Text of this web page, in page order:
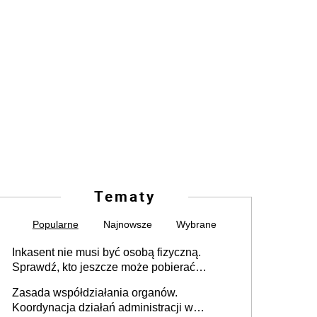
Tematy
Popularne Najnowsze Wybrane
Inkasent nie musi być osobą fizyczną.
Sprawdź, kto jeszcze może pobierać
Zasada współdziałania organów.
Koordynacja działań administracji w